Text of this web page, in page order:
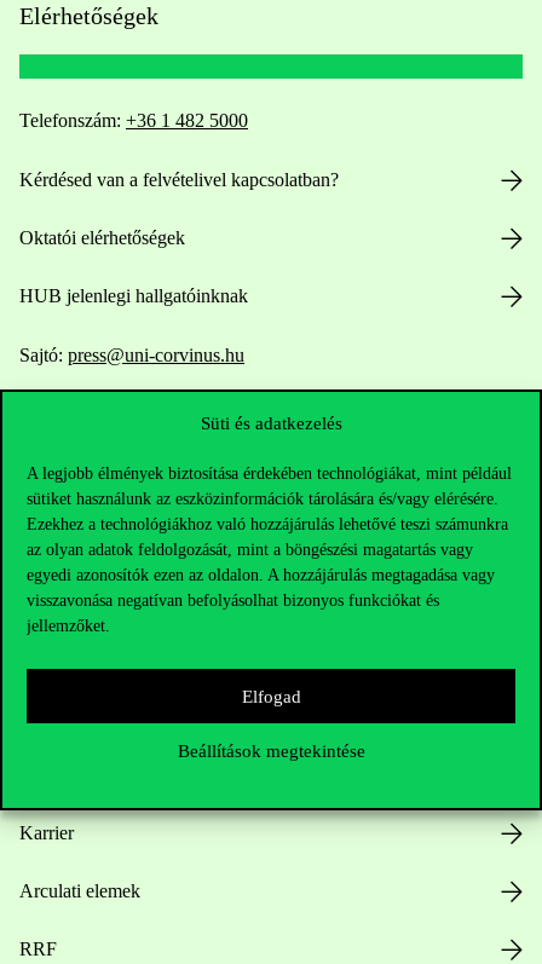
Süti és adatkezelés
A legjobb élmények biztosítása érdekében technológiákat, mint például
sütiket használunk az eszközinformációk tárolására és/vagy elérésére.
Ezekhez a technológiákhoz való hozzájárulás lehetővé teszi számunkra
az olyan adatok feldolgozását, mint a böngészési magatartás vagy
egyedi azonosítók ezen az oldalon. A hozzájárulás megtagadása vagy
visszavonása negatívan befolyásolhat bizonyos funkciókat és
jellemzőket.
Elfogad
Beállítások megtekintése
Elérhetőségek
Telefonszám: +36 1 482 5000
Kérdésed van a felvételivel kapcsolatban?
Oktatói elérhetőségek
HUB jelenlegi hallgatóinknak
Sajtó: press@uni-corvinus.hu
Hasznos linkek
Karrier
Arculati elemek
RRF